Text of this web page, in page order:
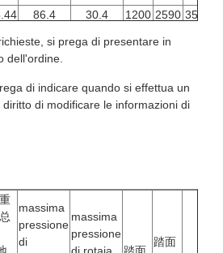
86.4 30.4 1200 2590 3500
89.9
91.1 34.7 1300 2600 4000
91.6 35.2 1300 2600 4000
si prega di presentare in
dell'ordine.
di indicare quando si effettua un
di modificare le informazioni di
massima
pressione
di
massima
pressione
踏面